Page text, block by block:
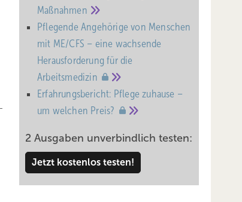
Maßnahmen
Pflegende Angehörige von Menschen
mit ME/CFS – eine wachsende
Heraus­forderung für die
Arbeitsmedizin
Erfahrungsbericht: Pflege zuhause –
um welchen Preis?
2 Ausgaben unverbindlich testen:
Jetzt kostenlos testen!